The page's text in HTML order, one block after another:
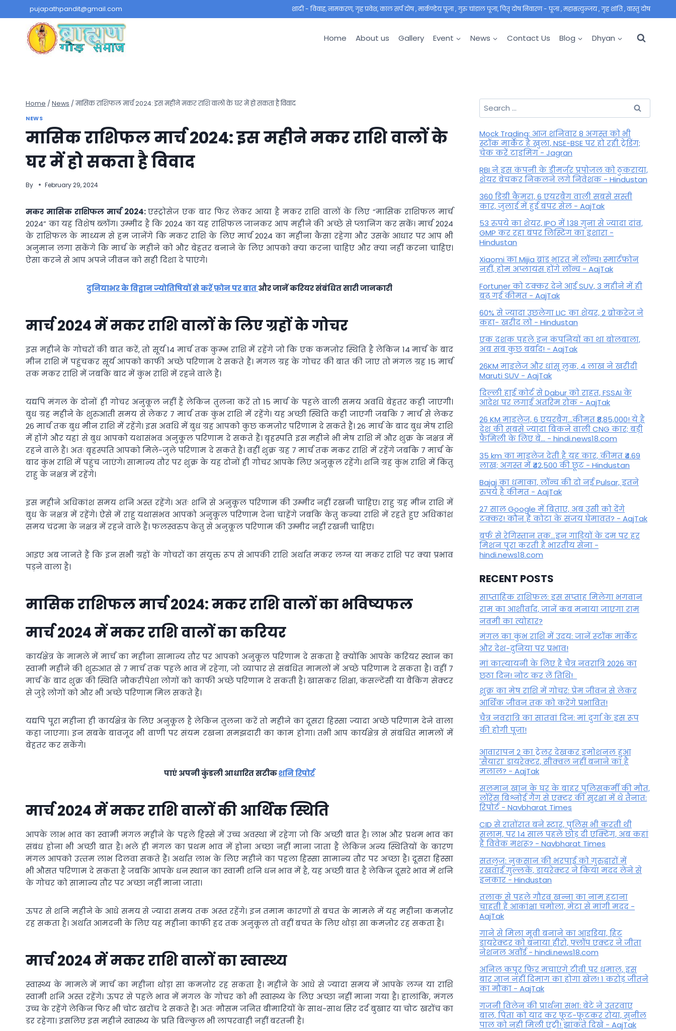
to
content
pujapathpandit@gmail.com शादी - विवाह, नामकरण, गृह प्रवेश, काल सर्प दोष , मार्कण्डेय पूजा , गुरु चांडाल पूजा, पितृ दोष निवारण - पूजा , महाम्रत्युन्जय , गृह शांति , वास्तु दोष
Home About us Gallery Event News Contact Us Blog Dhyan
Home / News / मासिक राशिफल मार्च 2024: इस महीने मकर राशि वालों के घर में हो सकता है विवाद
NEWS
मासिक राशिफल मार्च 2024: इस महीने मकर राशि वालों के
घर में हो सकता है विवाद
By February 29, 2024
मकर मासिक राशिफल मार्च 2024:एस्ट्रोसेज एक बार फिर लेकर आया है मकर राशि वालों के लिए “मासिक राशिफल मार्च
2024” का यह विशेष ब्लॉग। उम्मीद है कि 2024 का यह राशिफल जानकर आप महीने की अच्छे से प्लानिंग कर सकें। मार्च 2024
के राशिफल के माध्यम से हम जानेंगे कि मकर राशि के लिए मार्च 2024 का महीना कैसा रहेगा और उसके आधार पर आप भी
अनुमान लगा सकेंगे कि मार्च के महीने को और बेहतर बनाने के लिए आपको क्या करना चाहिए और क्या नहीं करना चाहिए।
ऐसा करने से आप अपने जीवन को सही दिशा दे पाएंगे।
दुनियाभर के विद्वान ज्योतिषियों से करें फ़ोन पर बातऔर जानें करियर संबंधित सारी जानकारी
मार्च 2024 में मकर राशि वालों के लिए ग्रहों के गोचर
इस महीने के गोचरों की बात करें, तो सूर्य 14 मार्च तक कुम्भ राशि में रहेंगे जो कि एक कमज़ोर स्थिति है लेकिन 14 मार्च के बाद
मीन राशि में पहुंचकर सूर्य आपको काफी अच्छे परिणाम दे सकते हैं। मंगल ग्रह के गोचर की बात की जाए तो मंगल ग्रह 15 मार्च
तक मकर राशि में जबकि बाद में कुंभ राशि में रहने वाले हैं।
यद्यपि मंगल के दोनों ही गोचर अनुकूल नहीं हैं लेकिन तुलना करें तो 15 मार्च के पहले वाली समय अवधि बेहतर कही जाएगी।
बुध ग्रह महीने के शुरुआती समय से लेकर 7 मार्च तक कुंभ राशि में रहेंगे। यह अच्छी स्थिति कही जाएगी जबकि 7 मार्च से लेकर
26 मार्च तक बुध मीन राशि में रहेंगे। इस अवधि में बुध ग्रह आपको कुछ कमज़ोर परिणाम दे सकते हैं। 26 मार्च के बाद बुध मेष राशि
में होंगे और यहां से बुध आपको यथासंभव अनुकूल परिणाम दे सकते हैं। बृहस्पति इस महीने भी मेष राशि में और शुक्र के नक्षत्र में
रहने वाले हैं। अतः बृहस्पति आपको मिले-जुले परिणाम दे सकते हैं। वहीं शुक्र ग्रह 7 मार्च तक मकर राशि में रहेंगे जबकि 7 मार्च के
बाद कुंभ राशि में पहुंच जाएंगे। सामान्य तौर पर शुक्र के यह दोनों ही गोचर आपके लिए अनुकूल रहेंगे। शनि ग्रह कुंभ राशि में किंतु
राहु के नक्षत्र में रहेंगे।
इस महीने अधिकांश समय शनि अस्त रहेंगे। अतः शनि से अनुकूल परिणाम की उम्मीद नहीं रखनी चाहिए। राहु ग्रह मीन राशि में
बुध के नक्षत्र में रहेंगे। ऐसे में राहु यथासंभव आपको अनुकूल परिणाम देना चाहेंगे जबकि केतु कन्या राशि में रहते हुए अधिकांश
समय चंद्रमा के नक्षत्र में रहने वाले हैं। फलस्वरुप केतु से अनुकूल परिणाम की उम्मीद नहीं रखनी चाहिए।
आइए अब जानते हैं कि इन सभी ग्रहों के गोचरों का संयुक्त रूप से आपकी राशि अर्थात मकर लग्न या मकर राशि पर क्या प्रभाव
पड़ने वाला है।
मासिक राशिफल मार्च 2024: मकर राशि वालों का भविष्यफल
मार्च 2024 में मकर राशि वालों का करियर
कार्यक्षेत्र के मामले में मार्च का महीना सामान्य तौर पर आपको अनुकूल परिणाम दे सकता है क्योंकि आपके करियर स्थान का
स्वामी महीने की शुरुआत से 7 मार्च तक पहले भाव में रहेगा, जो व्यापार से संबंधित मामलों में अच्छे परिणाम दे सकता है। वहीं 7
मार्च के बाद शुक्र की स्थिति नौकरीपेशा लोगों को काफी अच्छे परिणाम दे सकती है। खासकर शिक्षा, कंसल्टेंसी या बैंकिंग सेक्टर
से जुड़े लोगों को और भी अच्छे परिणाम मिल सकते हैं।
यद्यपि पूरा महीना ही कार्यक्षेत्र के लिए अनुकूल है लेकिन तुलना करें तो महीने का दूसरा हिस्सा ज्यादा अच्छे परिणाम देने वाला
कहा जाएगा। इन सबके बावजूद भी वाणी पर संयम रखना समझदारी का काम होगा। तभी आप कार्यक्षेत्र से संबंधित मामलों में
बेहतर कर सकेंगे।
पाएं अपनी कुंडली आधारित सटीकशनि रिपोर्ट
मार्च 2024 में मकर राशि वालों की आर्थिक स्थिति
आपके लाभ भाव का स्वामी मंगल महीने के पहले हिस्से में उच्च अवस्था में रहेगा जो कि अच्छी बात है। लाभ और प्रथम भाव का
संबंध होना भी अच्छी बात है। भले ही मंगल का प्रथम भाव में होना अच्छा नहीं माना जाता है लेकिन अन्य स्थितियों के कारण
मंगल आपको उत्‍तम लाभ दिलवा सकते हैं। अर्थात लाभ के लिए महीने का पहला हिस्सा सामान्य तौर पर अच्छा है। दूसरा हिस्सा
भी औसत परिणाम दे सकता है जबकि आपके धन स्थान का स्वामी शनि धन भाव में है, यह अच्छी बात है लेकिन दूसरे भाव में शनि
के गोचर को सामान्य तौर पर अच्छा नहीं माना जाता।
ऊपर से शनि महीने के आधे समय से ज्यादा समय तक अस्त रहेंगे। इन तमाम कारणों से बचत के मामले में यह महीना कमज़ोर
रह सकता है। अर्थात आमदनी के लिए यह महीना काफी हद तक अनुकूल तो वहीं बचत के लिए थोड़ा सा कमज़ोर रह सकता है।
मार्च 2024 में मकर राशि वालों का स्वास्थ्य
स्वास्थ्य के मामले में मार्च का महीना थोड़ा सा कमज़ोर रह सकता है। महीने के आधे से ज्यादा समय में आपके लग्न या राशि
स्वामी शनि अस्त रहेंगे। ऊपर से पहले भाव में मंगल के गोचर को भी स्वास्थ्य के लिए अच्छा नहीं माना गया है। हालांकि, मंगल
उच्च के रहेंगे लेकिन फिर भी चोट खरोंच दे सकते हैं। अतः मौसम जनित बीमारियों के साथ-साथ सिर दर्द बुखार या चोट खरोंच का
डर रहेगा। इसलिए इस महीने स्वास्थ्य के प्रति बिल्कुल भी लापरवाही नहीं बरतनी है।
Search
for:
Mock Trading: आज शनिवार 8 अगस्त को भी
स्टॉक मार्केट है खुला, NSE-BSE पर हो रही ट्रेडिंग;
चेक करें टाइमिंग - Jagran
RBI ने इस कंपनी के डीमर्जर प्रपोजल को ठुकराया,
शेयर बेचकर निकलने लगे निवेशक - Hindustan
360 डिग्री कैमरा, 6 एयरबैग वाली सबसे सस्ती
कार, जुलाई में हुई बंपर सेल - AajTak
53 रुपये का शेयर, IPO में 138 गुना से ज्यादा दांव,
GMP कर रहा बंपर लिस्टिंग का इशारा -
Hindustan
Xiaomi का Mijia ब्रांड भारत में लॉन्च! स्मार्टफोन
नहीं, होम अप्लायंस होंगे लॉन्च - AajTak
Fortuner को टक्कर देने आई SUV, 3 महीने में ही
बढ़ गई कीमत - AajTak
60% से ज्यादा उछलेगा LIC का शेयर, 2 ब्रोकरेज ने
कहा- खरीद लो - Hindustan
एक दशक पहले इन कंपनियों का था बोलबाला,
अब सब कुछ बर्बाद! - AajTak
26KM माइलेज और धांसू लुक, 4 लाख ने खरीदी
Maruti SUV - AajTak
दिल्ली हाई कोर्ट से Dabur को राहत, FSSAI के
आदेश पर लगाई अंतरिम रोक - AajTak
26 KM माइलेज, 6 एयरबैग...कीमत ₹8,85,000! ये है
देश की सबसे ज्यादा बिकने वाली CNG कार; बड़ी
फैमिली के लिए बे... - hindi.news18.com
35 km का माइलेज देती है यह कार, कीमत ₹4.69
लाख; अगस्त में ₹42,500 की छूट - Hindustan
Bajaj का धमाका, लॉन्च की दो नई Pulsar, इतने
रुपये है कीमत - AajTak
27 साल Google में बिताए, अब उसी को देंगे
टक्कर! कौन हैं कोटा के संजय घेमावत? - AajTak
बर्फ से रेगिस्तान तक...इन गाड़ियों के दम पर हर
मिशन पूरा करती है भारतीय सेना -
hindi.news18.com
RECENT POSTS
साप्ताहिक राशिफल: इस सप्ताह मिलेगा भगवान
राम का आशीर्वाद, जानें कब मनाया जाएगा राम
नवमी का त्योहार?
मंगल का कुंभ राशि में उदय: जानें स्‍टॉक मार्केट
और देश-दुनिया पर प्रभाव!
मां कात्‍यायनी के लिए है चैत्र नवरात्रि 2026 का
छठा दिन! नोट कर लें तिथि!
शुक्र का मेष राशि में गोचर: प्रेम जीवन से लेकर
आर्थिक जीवन तक को करेंगे प्रभावित!
चैत्र नवरात्रि का सातवां दिन: मां दुर्गा के इस रूप
की होगी पूजा!
आवारापन 2 का ट्रेलर देखकर इमोशनल हुआ
'सैयारा' डायरेक्टर, सीक्वल नहीं बनाने का है
मलाल? - AajTak
सलमान खान के घर के बाहर पुलिसकर्मी की मौत,
लॉरेंस बिश्नोई गैंग से एक्टर की सुरक्षा में थे तैनात:
रिपोर्ट - Navbharat Times
CID से रातोंरात बने स्टार, पुलिस भी करती थी
सलाम, पर 14 साल पहले छोड़ दी एक्टिंग, अब कहां
हैं विवेक मशरू? - Navbharat Times
सतलुज: नुकसान की भरपाई को गुरुद्वारों में
रखवाईं गुल्लकें, डायरेक्टर ने किया मदद लेने से
इनकार - Hindustan
तलाक से पहले गौरव खन्ना का नाम हटाना
चाहती हैं आकांक्षा चमोला, मेटा से मांगी मदद -
AajTak
गाने से मिला मूवी बनाने का आइडिया, हिट
डायरेक्टर को बनाया हीरो, फ्लॉप एक्टर ने जीता
नेशनल अवॉर्ड - hindi.news18.com
अनिल कपूर फिर मचाएंगे टीवी पर धमाल, इस
बार ज्ञान नहीं दिमाग का होगा खेल! 1 करोड़ जीतने
का मौका - AajTak
गजनी विलेन की प्रार्थना सभा: बेटे ने उतरवाए
बाल, पिता को याद कर फूट-फूटकर रोया, सुनील
पाल को नही मिली एंट्री! झांकते दिखे - AajTak